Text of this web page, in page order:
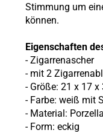
Stimmung um
können.
Eigenschaften
- Zigarrenascher
- mit 2
- Größe: 21 x 17 x
- Farbe: weiß mit
- Material:
- Form: eckig